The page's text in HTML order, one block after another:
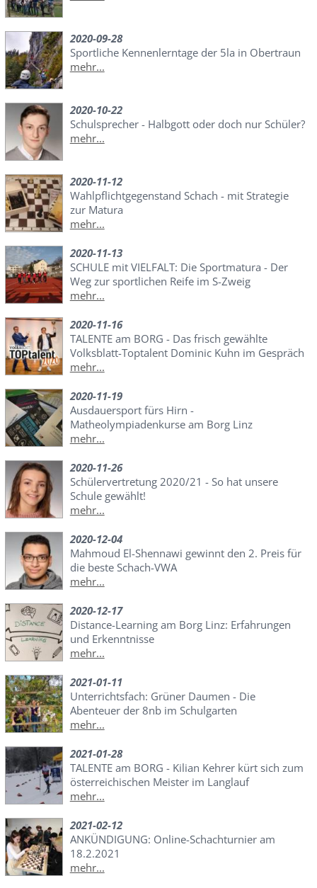
2020-09-28
Sportliche Kennenlerntage der 5la in Obertraun
mehr...
2020-10-22
Schulsprecher - Halbgott oder doch nur Schüler?
mehr...
2020-11-12
Wahlpflichtgegenstand Schach - mit Strategie
zur Matura
mehr...
2020-11-13
SCHULE mit VIELFALT: Die Sportmatura - Der
Weg zur sportlichen Reife im S-Zweig
mehr...
2020-11-16
TALENTE am BORG - Das frisch gewählte
Volksblatt-Toptalent Dominic Kuhn im Gespräch
mehr...
2020-11-19
Ausdauersport fürs Hirn -
Matheolympiadenkurse am Borg Linz
mehr...
2020-11-26
Schülervertretung 2020/21 - So hat unsere
Schule gewählt!
mehr...
2020-12-04
Mahmoud El-Shennawi gewinnt den 2. Preis für
die beste Schach-VWA
mehr...
2020-12-17
Distance-Learning am Borg Linz: Erfahrungen
und Erkenntnisse
mehr...
2021-01-11
Unterrichtsfach: Grüner Daumen - Die
Abenteuer der 8nb im Schulgarten
mehr...
2021-01-28
TALENTE am BORG - Kilian Kehrer kürt sich zum
österreichischen Meister im Langlauf
mehr...
2021-02-12
ANKÜNDIGUNG: Online-Schachturnier am
18.2.2021
mehr...